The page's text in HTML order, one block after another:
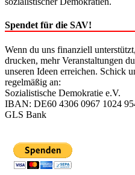
Spendet für die SAV!
Wenn du uns finanziell
drucken, mehr Veranstaltungen
unseren Ideen erreichen. Schick
regelmäßig an:
Sozialistische Demokratie e.V.
IBAN: DE60 4306 0967 1024
GLS Bank